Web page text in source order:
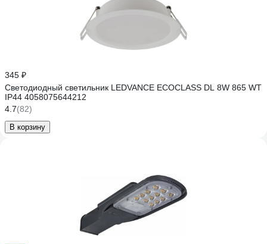
345 ₽
Светодиодный светильник LEDVANCE ECOCLASS DL 8W 865 WT
IP44 4058075644212
4.7(82)
В корзину